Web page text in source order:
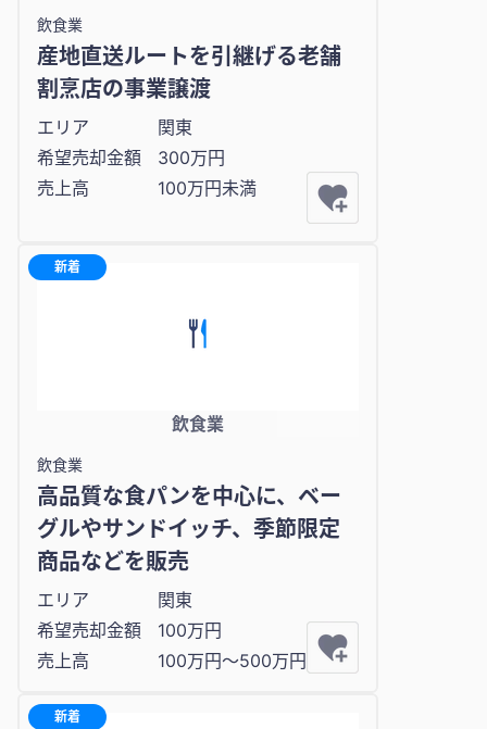
飲食業
産地直送ルートを引継げる老舗
割烹店の事業譲渡
エリア
関東
希望売却金額
300万円
売上高
100万円未満
新着
飲食業
飲食業
高品質な食パンを中心に、ベー
グルやサンドイッチ、季節限定
商品などを販売
エリア
関東
希望売却金額
100万円
売上高
100万円〜500万円
新着